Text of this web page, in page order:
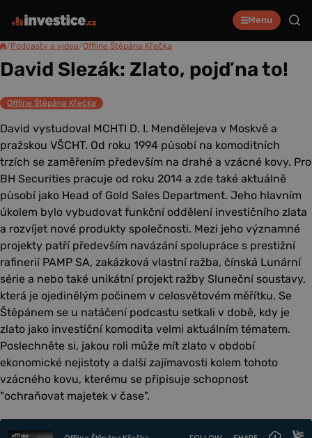
Menu
/Podcasty a videa/Offline Štěpána Křečka
David Slezák: Zlato, pojď na to!
Offline Štěpána Křečka
David vystudoval MCHTI D. I. Mendělejeva v Moskvě a
pražskou VŠCHT. Od roku 1994 působí na komoditních
trzích se zaměřením především na drahé a vzácné kovy. Pro
BH Securities pracuje od roku 2014 a zde také aktuálně
působí jako Head of Gold Sales Department. Jeho hlavním
úkolem bylo vybudovat funkční oddělení investičního zlata
a rozvíjet nové produkty společnosti. Mezi jeho významné
projekty patří především navázání spolupráce s prestižní
rafinerií PAMP SA, zakázková vlastní ražba, čínská Lunární
série a nebo také unikátní projekt ražby Sluneční soustavy,
která je ojedinělým počinem v celosvětovém měřítku. Se
Štěpánem se u natáčení podcastu setkali v době, kdy je
zlato jako investiční komodita velmi aktuálním tématem.
Poslechněte si, jakou roli může mít zlato v období
ekonomické nejistoty a další zajímavosti kolem tohoto
vzácného kovu, kterému se připisuje schopnost
"ochraňovat majetek v čase".